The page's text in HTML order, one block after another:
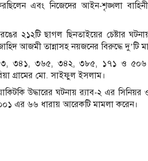
এবং নিজেদের আইন-শৃঙ্খলা
২১২টি ছাগল ছিনতাইয়ের চেষ্টার
আজমী তান্নাসহ নয়জনের বিরুদ্ধে দু’টি
১৪৩, ৩৪১, ৩৬৫, ৩৪২, ৩৮৫, ১৭১ ও ৫০৬
গ্রামের মো. সাইফুল ইসলাম।
উদ্ধারের ঘটনায় র‌্যাব-২ এর
এর ৬৬ ধারায় আরেকটি মামলা করেন।